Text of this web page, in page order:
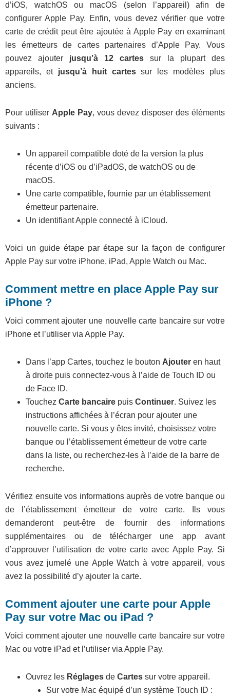
d’iOS, watchOS ou macOS (selon l’appareil) afin de
configurer Apple Pay. Enfin, vous devez vérifier que votre
carte de crédit peut être ajoutée à Apple Pay en examinant
les émetteurs de cartes partenaires d’Apple Pay. Vous
pouvez ajouter jusqu’à 12 cartes sur la plupart des
appareils, et jusqu’à huit cartessur les modèles plus
anciens.
Pour utiliser Apple Pay, vous devez disposer des éléments
suivants :
Un appareil compatible doté de la version la plus
récente d’iOS ou d’iPadOS, de watchOS ou de
macOS.
Une carte compatible, fournie par un établissement
émetteur partenaire.
Un identifiant Apple connecté à iCloud.
Voici un guide étape par étape sur la façon de configurer
Apple Pay sur votre iPhone, iPad, Apple Watch ou Mac.
Comment mettre en place Apple Pay sur
iPhone ?
Voici comment ajouter une nouvelle carte bancaire sur votre
iPhone et l’utiliser via Apple Pay.
Dans l’app Cartes, touchez le bouton Ajouter en haut
à droite puis connectez-vous à l’aide de Touch ID ou
de Face ID.
Touchez Carte bancaire puis Continuer. Suivez les
instructions affichées à l’écran pour ajouter une
nouvelle carte. Si vous y êtes invité, choisissez votre
banque ou l’établissement émetteur de votre carte
dans la liste, ou recherchez-les à l’aide de la barre de
recherche.
Vérifiez ensuite vos informations auprès de votre banque ou
de l’établissement émetteur de votre carte. Ils vous
demanderont peut-être de fournir des informations
supplémentaires ou de télécharger une app avant
d’approuver l’utilisation de votre carte avec Apple Pay. Si
vous avez jumelé une Apple Watch à votre appareil, vous
avez la possibilité d’y ajouter la carte.
Comment ajouter une carte pour Apple
Pay sur votre Mac ou iPad ?
Voici comment ajouter une nouvelle carte bancaire sur votre
Mac ou votre iPad et l’utiliser via Apple Pay.
Ouvrez les Réglages de Cartes sur votre appareil.
Sur votre Mac équipé d’un système Touch ID :